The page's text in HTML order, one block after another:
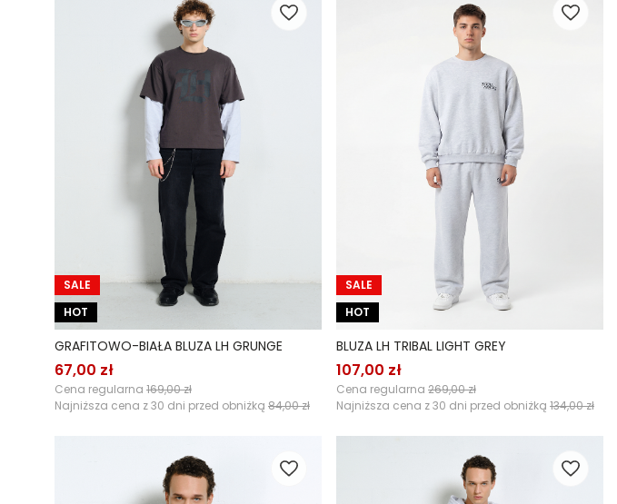
SALE
HOT
GRAFITOWO-BIAŁA BLUZA LH GRUNGE
67,00 zł
Cena regularna 169,00 zł
Najniższa cena z 30 dni przed obniżką 84,00 zł
SALE
HOT
BLUZA LH TRIBAL LIGHT GREY
107,00 zł
Cena regularna 269,00 zł
Najniższa cena z 30 dni przed obniżką 134,00 zł